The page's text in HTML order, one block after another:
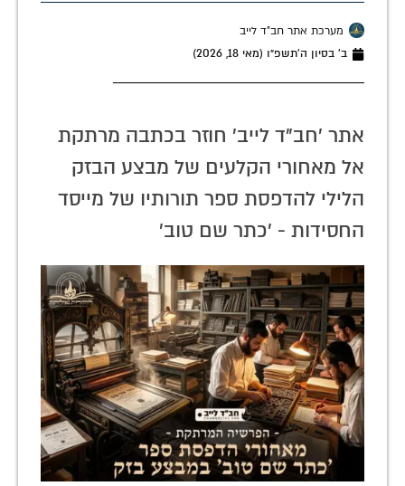
מערכת אתר חב"ד לייב
ב׳ בסיון ה׳תשפ״ו (מאי 18, 2026)
אתר 'חב"ד לייב' חוזר בכתבה מרתקת
אל מאחורי הקלעים של מבצע הבזק
הלילי להדפסת ספר תורותיו של מייסד
החסידות - 'כתר שם טוב'